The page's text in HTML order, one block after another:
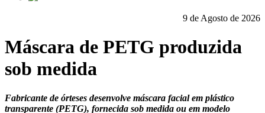
9 de Agosto de 2026
Máscara de PETG produzida
sob medida
Fabricante de órteses desenvolve máscara facial em plástico
transparente (PETG), fornecida sob medida ou em modelo